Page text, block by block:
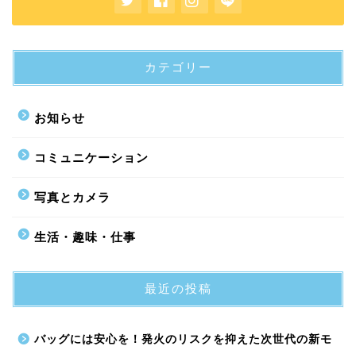
カテゴリー
お知らせ
コミュニケーション
写真とカメラ
生活・趣味・仕事
最近の投稿
バッグには安心を！発火のリスクを抑えた次世代の新モ